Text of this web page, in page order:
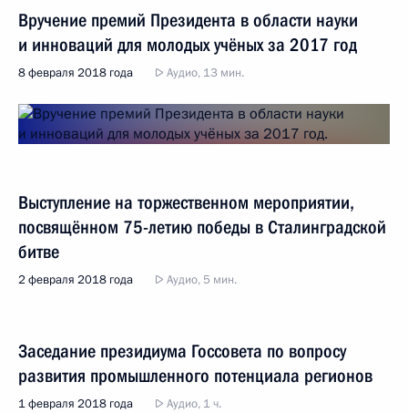
Вручение премий Президента в области науки
и инноваций для молодых учёных за 2017 год
8 февраля 2018 года Аудио, 13 мин.
Выступление на торжественном мероприятии,
посвящённом 75-летию победы в Сталинградской
битве
2 февраля 2018 года Аудио, 5 мин.
Заседание президиума Госсовета по вопросу
развития промышленного потенциала регионов
1 февраля 2018 года Аудио, 1 ч.